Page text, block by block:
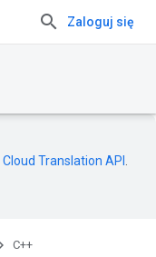
Zaloguj się
Cloud Translation API
C++